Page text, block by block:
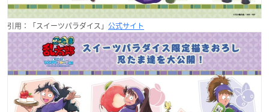
引用：「スイーツパラダイス」 公式サイト